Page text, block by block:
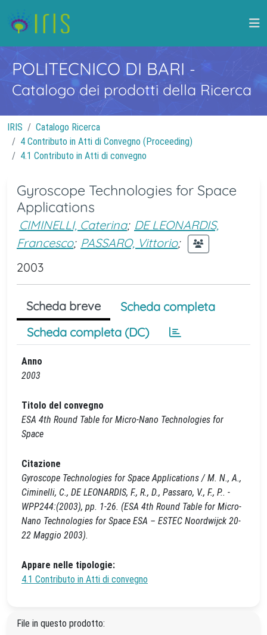
POLITECNICO DI BARI -
Catalogo dei prodotti della Ricerca
IRIS
Catalogo Ricerca
4 Contributo in Atti di Convegno (Proceeding)
4.1 Contributo in Atti di convegno
Gyroscope Technologies for Space
Applications
CIMINELLI, Caterina; DE LEONARDIS,
Francesco; PASSARO, Vittorio;
2003
Scheda breve
Scheda completa
Scheda completa (DC)
Anno
2003
Titolo del convegno
ESA 4th Round Table for Micro-Nano Technologies for
Space
Citazione
Gyroscope Technologies for Space Applications / M. N., A.,
Ciminelli, C., DE LEONARDIS, F., R., D., Passaro, V., F., P.. -
WPP244:(2003), pp. 1-26. (ESA 4th Round Table for Micro-
Nano Technologies for Space ESA – ESTEC Noordwijck 20-
22 Maggio 2003).
Appare nelle tipologie:
4.1 Contributo in Atti di convegno
File in questo prodotto: